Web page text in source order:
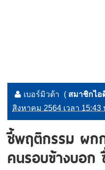
เบอร์มิวด้า ( สมาชิกไอ
สิงหาคม 2564 เวลา 15:43
ชี้พฤติกรรม ผก
คนรอบข้างบอก